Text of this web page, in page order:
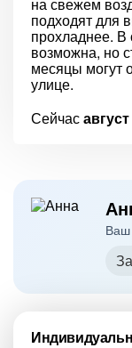
подходят для
прохладнее. В
возможна, но
месяцы могут
улице.
Сейчасавгуст
Ваш